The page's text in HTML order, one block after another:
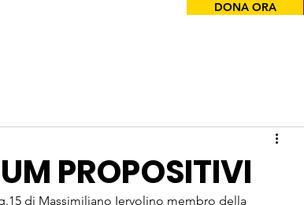
DONA ORA
PROPOSITIVI
di Massimiliano Iervolino membro della